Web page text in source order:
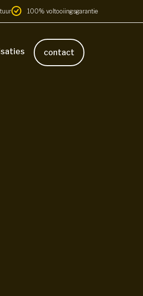
100% voltooiingsgarantie
contact